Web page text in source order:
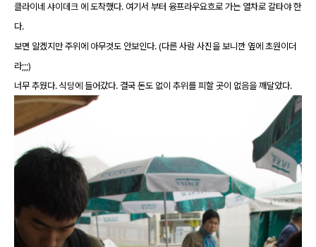
클라이네 샤이데크 에 도착했다. 여기서 부터 융프라우요흐로 가는 열차로 갈타야 한
다.
보면 알겠지만 주위에 아무것도 안보인다. (다른 사람 사진을 보니깐 옆에 초원이더
라;;;)
너무 추웠다. 식당에 들어갔다. 결국 돈도 없이 추위를 피할 곳이 없음을 깨달았다.